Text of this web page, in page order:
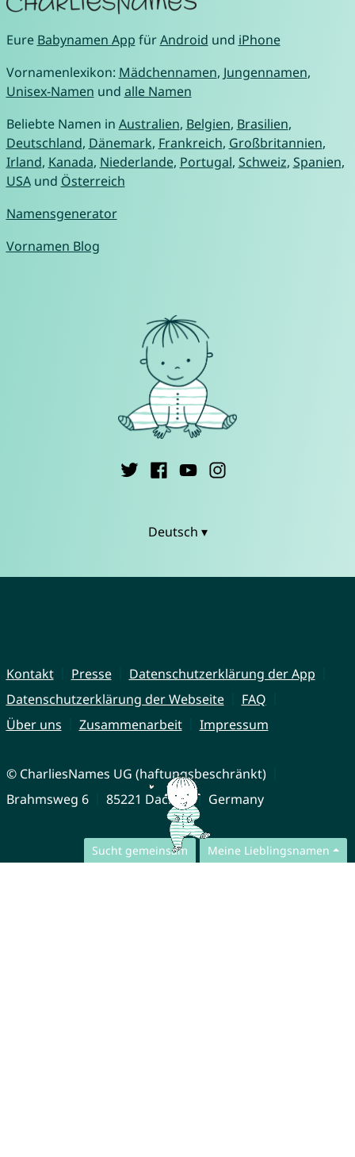
Sucht gemeinsam Meine Lieblingsnamen
Eure Babynamen App fürAndroid und iPhone
Vornamenlexikon: Mädchennamen, Jungennamen,
Unisex-Namen und alle Namen
Beliebte Namen in Australien, Belgien, Brasilien,
Deutschland, Dänemark, Frankreich, Großbritannien,
Irland, Kanada, Niederlande, Portugal, Schweiz, Spanien,
USAund Österreich
Namensgenerator
Vornamen Blog
Deutsch ▾
Kontakt Presse
Datenschutzerklärung der App
Datenschutzerklärung der Webseite
FAQ
Über uns
Zusammenarbeit Impressum
© CharliesNames UG (haftungsbeschränkt)
Brahmsweg 6
85221 Dachau Germany